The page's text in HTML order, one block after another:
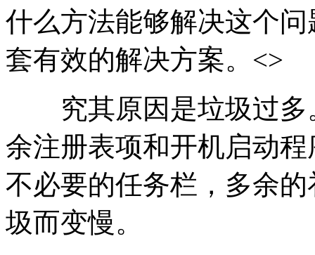
什么方法能够解决这个
套有效的解决方案。<>
究其原因是垃圾过多
余注册表项和开机启动
不必要的任务栏，多余
圾而变慢。